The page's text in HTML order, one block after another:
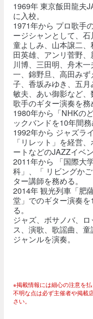
1969年 東京飯田龍夫
に入校。
1971年から プロ歌手
ージシャンとして、
童よしみ、山本譲二
田英雄、アンリ菅野
川博、三田明、舟木
一、錦野旦、高田み
子、香坂みゆき、五月
敏夫、あい御影など、
歌手のギター演奏を務
1980年から「NHKの
ックバンドを10年間務
1992年から ジャズラ
「リレット」を経営
ートなどのJAZZイベ
2011年から 「国際大
科」、「 リビングか
ター講師を務める。
2014年 観光列車「肥
堂」でのギター演奏を
る。
ジャズ、ボサノバ、
ス、演歌、歌謡曲、
ジャンルを演奏。
※掲載情報には細心の注意を払
不明な点は必ず主催者や掲載
さい。